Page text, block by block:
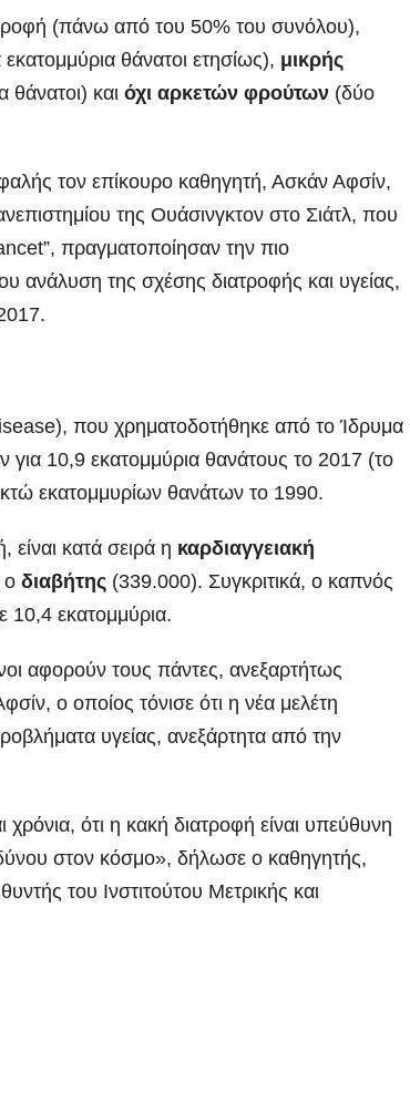
(πάνω από του 50% του συνόλου),
εκατομμύρια θάνατοι ετησίως), μικρής
θάνατοι) και όχι αρκετών φρούτων (δύο
τον επίκουρο καθηγητή, Ασκάν Αφσίν,
της Ουάσινγκτον στο Σιάτλ, που
πραγματοποίησαν την πιο
ανάλυση της σχέσης διατροφής και υγείας,
που χρηματοδοτήθηκε από το Ίδρυμα
για 10,9 εκατομμύρια θανάτους το 2017 (το
εκατομμυρίων θανάτων το 1990.
είναι κατά σειρά η καρδιαγγειακή
ο διαβήτης (339.000). Συγκριτικά, ο καπνός
10,4 εκατομμύρια.
αφορούν τους πάντες, ανεξαρτήτως
ο οποίος τόνισε ότι η νέα μελέτη
υγείας, ανεξάρτητα από την
ότι η κακή διατροφή είναι υπεύθυνη
στον κόσμο», δήλωσε ο καθηγητής,
του Ινστιτούτου Μετρικής και